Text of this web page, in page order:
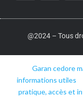
@2024 – Tous
Garan cedore
informations utiles
pratique, accès et